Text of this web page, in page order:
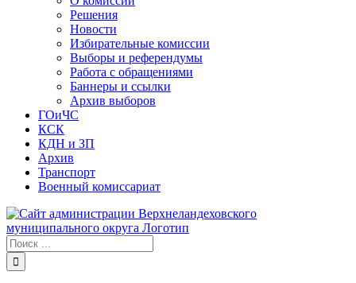
Решения
Новости
Избирательные комиссии
Выборы и референдумы
Работа с обращениями
Баннеры и ссылки
Архив выборов
ГОиЧС
КСК
КДН и ЗП
Архив
Транспорт
Военный комиссариат
Результат
поиска: